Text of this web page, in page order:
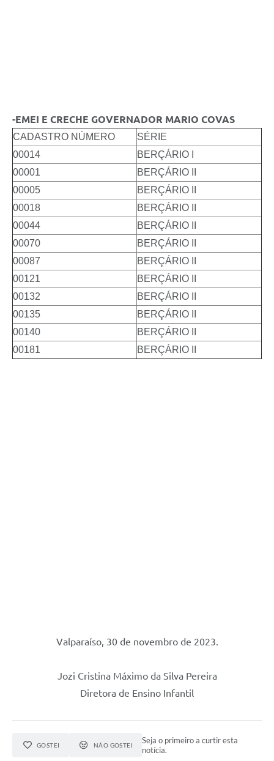
-EMEI E CRECHE GOVERNADOR MARIO COVAS
CADASTRO NÚMERO
SÉRIE
00014
BERÇÁRIO I
00001
BERÇÁRIO II
00005
BERÇÁRIO II
00018
BERÇÁRIO II
00044
BERÇÁRIO II
00070
BERÇÁRIO II
00087
BERÇÁRIO II
00121
BERÇÁRIO II
00132
BERÇÁRIO II
00135
BERÇÁRIO II
00140
BERÇÁRIO II
00181
BERÇÁRIO II
Valparaíso, 30 de novembro de 2023.
Jozi Cristina Máximo da Silva Pereira
Diretora de Ensino Infantil
GOSTEI NÃO GOSTEI
Seja o primeiro a curtir esta
notícia.